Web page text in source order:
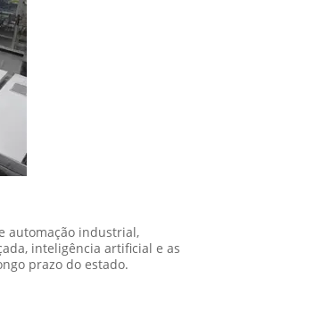
automação industrial,
inteligência artificial e as
prazo do estado.